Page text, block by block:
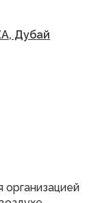
Дубай
организацией